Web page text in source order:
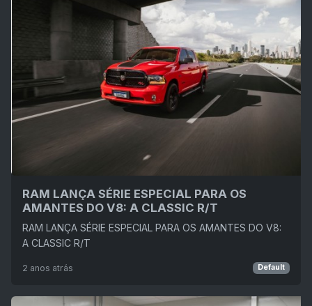
RAM LANÇA SÉRIE ESPECIAL PARA OS
AMANTES DO V8: A CLASSIC R/T
RAM LANÇA SÉRIE ESPECIAL PARA OS AMANTES DO V8:
A CLASSIC R/T
2 anos atrás Default